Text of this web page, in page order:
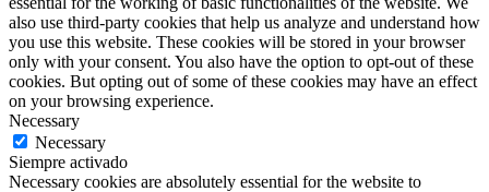
also use third-party cookies that help us analyze and understand how
you use this website. These cookies will be stored in your browser
only with your consent. You also have the option to opt-out of these
cookies. But opting out of some of these cookies may have an effect
on your browsing experience.
Necessary
Necessary
Siempre activado
Necessary cookies are absolutely essential for the website to